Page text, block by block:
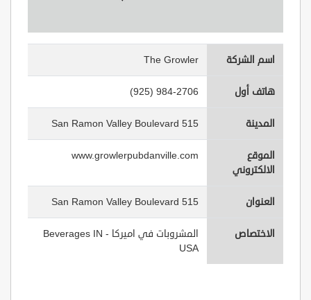
اسم الشركة The Growler
هاتف أول (925) 984-2706
المدينة 515 San Ramon Valley Boulevard
الموقع
الالكتروني
www.growlerpubdanville.com
العنوان 515 San Ramon Valley Boulevard
الاختصاص
المشروبات في اميركا - Beverages IN
USA